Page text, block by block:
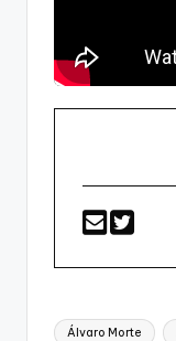
Etiquetas:
Álvaro Morte